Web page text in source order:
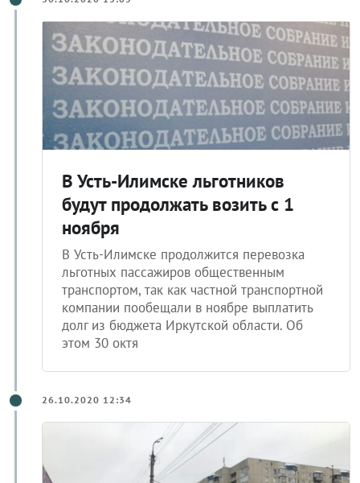
будут продолжать возить с 1
ноября
В Усть-Илимске продолжится перевозка
льготных пассажиров общественным
транспортом, так как частной транспортной
компании пообещали в ноябре выплатить
долг из бюджета Иркутской области. Об
этом 30 октя